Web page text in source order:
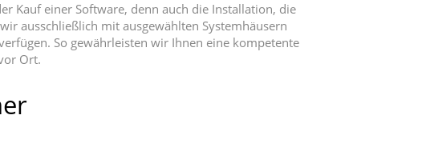
Kauf einer Software, denn auch die Installation, die
ausschließlich mit ausgewählten Systemhäusern
So gewährleisten wir Ihnen eine kompetente
Ort.